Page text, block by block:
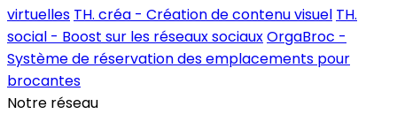
virtuelles TH. créa - Création de contenu visuel TH.
social - Boost sur les réseaux sociauxOrgaBroc -
Système de réservation des emplacements pour
brocantes
Notre réseau